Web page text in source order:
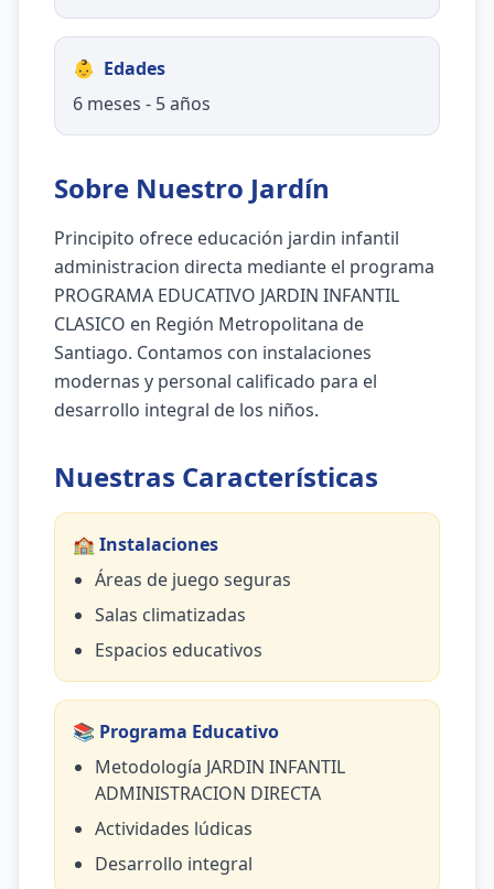
👶 Edades
6 meses - 5 años
Sobre Nuestro Jardín
Principito ofrece educación jardin infantil
administracion directa mediante el programa
PROGRAMA EDUCATIVO JARDIN INFANTIL
CLASICO en Región Metropolitana de
Santiago. Contamos con instalaciones
modernas y personal calificado para el
desarrollo integral de los niños.
Nuestras Características
🏫 Instalaciones
Áreas de juego seguras
Salas climatizadas
Espacios educativos
📚 Programa Educativo
Metodología JARDIN INFANTIL
ADMINISTRACION DIRECTA
Actividades lúdicas
Desarrollo integral